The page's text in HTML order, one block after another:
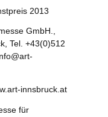
2013
GmbH.,
Tel. +43(0)512
innsbruck.at
für